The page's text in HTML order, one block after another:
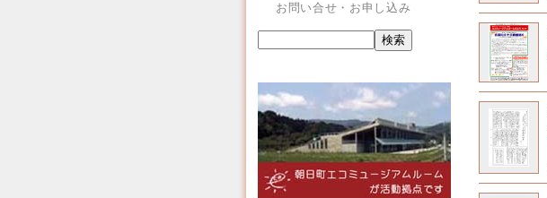
お問い合せ・お申し込み